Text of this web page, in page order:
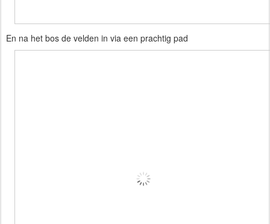
En na het bos de velden in via een prachtig pad